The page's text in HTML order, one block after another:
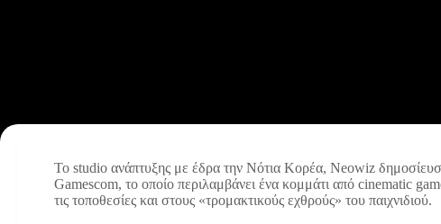
Το studio ανάπτυξης με έδρα την Νότια Κορέα, Neowiz
Gamescom, το οποίο περιλαμβάνει ένα κομμάτι από cinematic
τις τοποθεσίες και στους «τρομακτικούς εχθρούς» του παιχνιδιού.